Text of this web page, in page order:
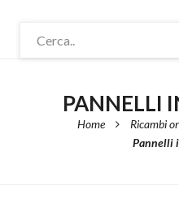
PANNELLI
Home Ricambi
Pannelli